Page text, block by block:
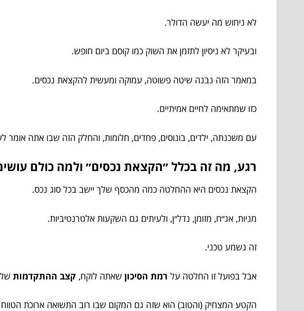
לא ניחוש מה יעשה הדולר.
ובעיקר לא ניסיון לתזמן את השוק כמו קוסם ביום חופש.
במאמר הזה נבנה שיטה פשוטה, עמוקה ומעשית להקצאת נכסים.
כזו שמתאימה לחיים אמיתיים.
עם משכנתה, ילדים, בונוסים, פחדים, חלומות, והחלק הזה שבו אתה אומר
רגע, מה זה בכלל ״הקצאת נכסים״ ולמה כולם
הקצאת נכסים היא ההחלטה כמה מהכסף שלך יישב בכל סוג נכס.
מניות, אג״ח, מזומן, נדל״ן, ולעיתים גם השקעות אלטרנטיביות.
זה נשמע טכני.
אבל בפועל זו החלטה על רמת הסיכון שאתה לוקח, קצב ההתקדמות
הקטע המצחיק (והטוב) הוא שזה גם המקום שבו רוב התשואה ארוכת